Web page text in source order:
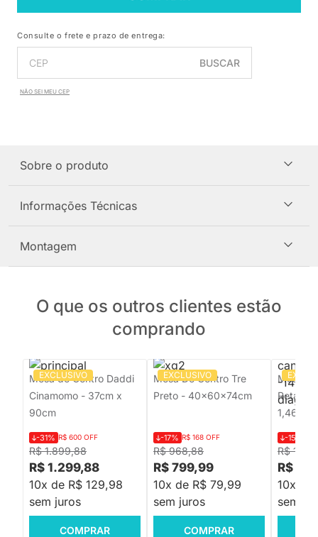
Consulte o frete e prazo de entrega:
BUSCAR
NÃO SEI MEU CEP
Sobre o produto
Informações Técnicas
Montagem
O que os outros clientes estão
comprando
EXCLUSIVO
Mesa de Centro Daddi
Cinamomo - 37cm x
90cm
R$ 1.899,88
-31% R$ 600 OFF
R$ 1.299,88
10x de R$ 129,98
sem juros
COMPRAR
EXCLUSIVO
Mesa De Centro Tre
Preto - 40x60x74cm
R$ 968,88
-17% R$ 168 OFF
R$ 799,99
10x de R$ 79,99
sem juros
COMPRAR
Mesa
R$
-15%
R$
10x de
sem